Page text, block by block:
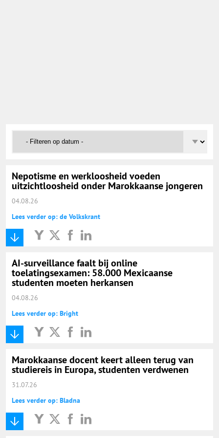
Yurls.net
Nepotisme en werkloosheid voeden
uitzichtloosheid onder Marokkaanse jongeren
04.08.26
Lees verder op: de Volkskrant
AI-surveillance faalt bij online
toelatingsexamen: 58.000 Mexicaanse
studenten moeten herkansen
04.08.26
Lees verder op: Bright
Marokkaanse docent keert alleen terug van
studiereis in Europa, studenten verdwenen
31.07.26
Lees verder op: Bladna